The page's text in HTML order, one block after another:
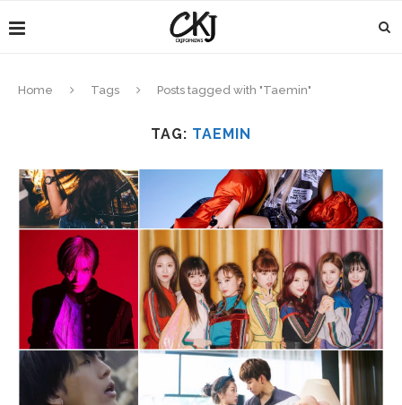
Home Tags Posts tagged with "Taemin"
TAG: TAEMIN